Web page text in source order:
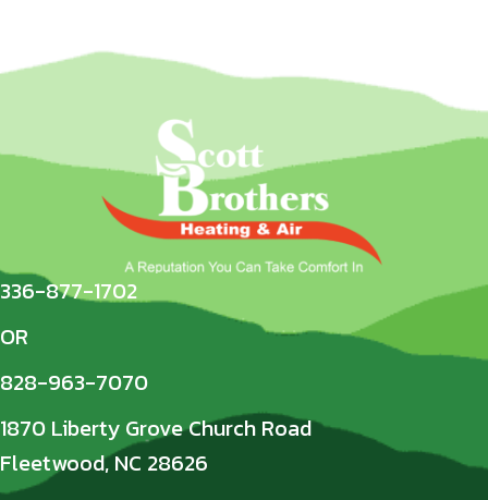
336-877-1702
OR
828-963-7070
1870 Liberty Grove Church Road
Fleetwood, NC 28626